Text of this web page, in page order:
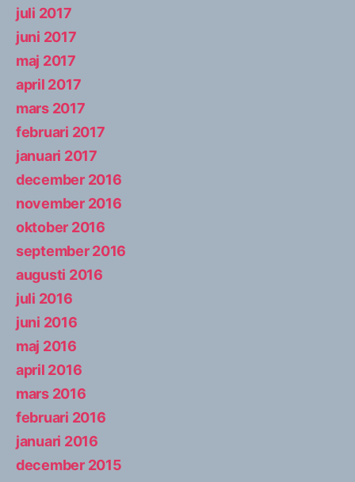
juli 2017
juni 2017
maj 2017
april 2017
mars 2017
februari 2017
januari 2017
december 2016
november 2016
oktober 2016
september 2016
augusti 2016
juli 2016
juni 2016
maj 2016
april 2016
mars 2016
februari 2016
januari 2016
december 2015